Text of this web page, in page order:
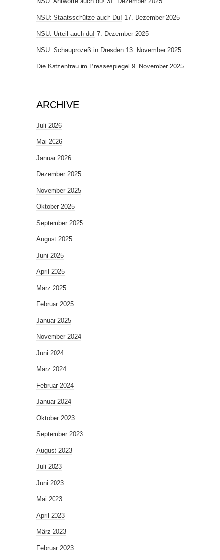
NSU: Staatsschütze auch Du! 17. Dezember 2025
NSU: Urteil auch du! 7. Dezember 2025
NSU: Schauprozeß in Dresden 13. November 2025
Die Katzenfrau im Pressespiegel 9. November 2025
ARCHIVE
Juli 2026
Mai 2026
Januar 2026
Dezember 2025
November 2025
Oktober 2025
September 2025
August 2025
Juni 2025
April 2025
März 2025
Februar 2025
Januar 2025
November 2024
Juni 2024
März 2024
Februar 2024
Januar 2024
Oktober 2023
September 2023
August 2023
Juli 2023
Juni 2023
Mai 2023
April 2023
März 2023
Februar 2023